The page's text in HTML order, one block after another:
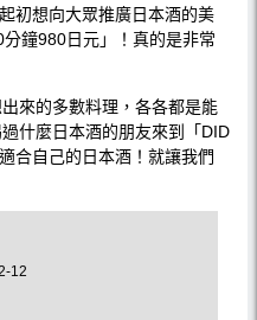
初想向大眾推廣日本酒的美
鐘980日元」！真的是非常
來的多數料理，各各都是能
什麼日本酒的朋友來到「DID
合自己的日本酒！就讓我們
12